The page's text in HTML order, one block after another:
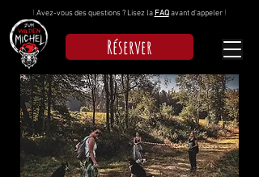
! Avez-vous des questions ? Lisez la FAQavant d'appeler !
Réserver